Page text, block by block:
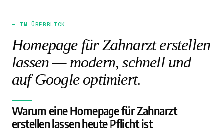
— IM ÜBERBLICK
Homepage für Zahnarzt erstellen
lassen — modern, schnell und
auf Google optimiert.
Warum eine Homepage für Zahnarzt
erstellen lassen heute Pflicht ist